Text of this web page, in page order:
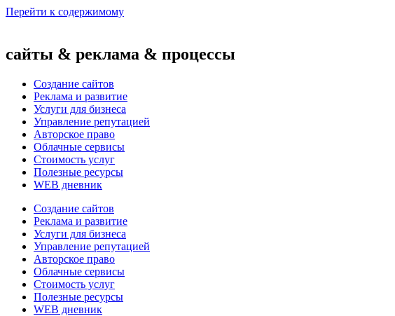
Перейти к содержимому
сайты & реклама & процессы
Создание сайтов
Реклама и развитие
Услуги для бизнеса
Управление репутацией
Авторское право
Облачные сервисы
Стоимость услуг
Полезные ресурсы
WEB дневник
Создание сайтов
Реклама и развитие
Услуги для бизнеса
Управление репутацией
Авторское право
Облачные сервисы
Стоимость услуг
Полезные ресурсы
WEB дневник